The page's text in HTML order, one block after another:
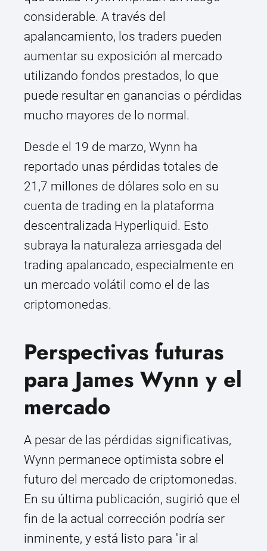
considerable. A través del
apalancamiento, los traders pueden
aumentar su exposición al mercado
utilizando fondos prestados, lo que
puede resultar en ganancias o pérdidas
mucho mayores de lo normal.
Desde el 19 de marzo, Wynn ha
reportado unas pérdidas totales de
21,7 millones de dólares solo en su
cuenta de trading en la plataforma
descentralizada Hyperliquid. Esto
subraya la naturaleza arriesgada del
trading apalancado, especialmente en
un mercado volátil como el de las
criptomonedas.
Perspectivas futuras
para James Wynn y el
mercado
A pesar de las pérdidas significativas,
Wynn permanece optimista sobre el
futuro del mercado de criptomonedas.
En su última publicación, sugirió que el
fin de la actual corrección podría ser
inminente, y está listo para "ir al